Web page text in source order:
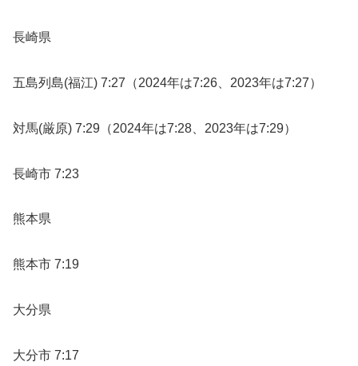
長崎県
五島列島(福江) 7:27（2024年は7:26、2023年は7:27）
対馬(厳原) 7:29（2024年は7:28、2023年は7:29）
長崎市 7:23
熊本県
熊本市 7:19
大分県
大分市 7:17